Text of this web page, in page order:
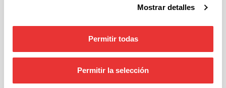
Mostrar detalles
Permitir todas
Permitir la selección
Señalización del Anillo
Verde Metropolitano
de Valencia